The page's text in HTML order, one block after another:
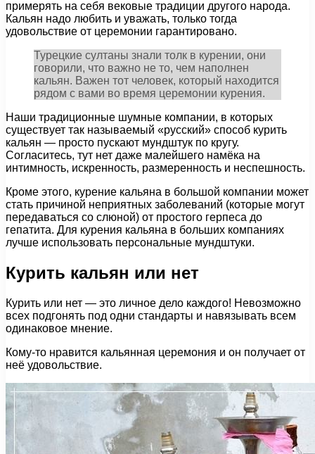
примерять на себя вековые традиции другого народа.
Кальян надо любить и уважать, только тогда
удовольствие от церемонии гарантировано.
Турецкие султаны знали толк в курении, они
говорили, что важно не то, чем наполнен
кальян. Важен тот человек, который находится
рядом с вами во время церемонии курения.
Наши традиционные шумные компании, в которых
существует так называемый «русский» способ курить
кальян — просто пускают мундштук по кругу.
Согласитесь, тут нет даже малейшего намёка на
интимность, искренность, размеренность и неспешность.
Кроме этого, курение кальяна в большой компании может
стать причиной неприятных заболеваний (которые могут
передаваться со слюной) от простого герпеса до
гепатита. Для курения кальяна в больших компаниях
лучше использовать персональные мундштуки.
Курить кальян или нет
Курить или нет — это личное дело каждого! Невозможно
всех подгонять под одни стандарты и навязывать всем
одинаковое мнение.
Кому-то нравится кальянная церемония и он получает от
неё удовольствие.